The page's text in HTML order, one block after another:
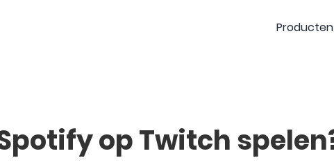
Producten
op Twitch